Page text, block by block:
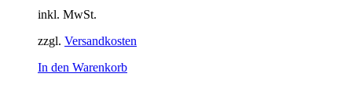
inkl. MwSt.
zzgl. Versandkosten
In den Warenkorb